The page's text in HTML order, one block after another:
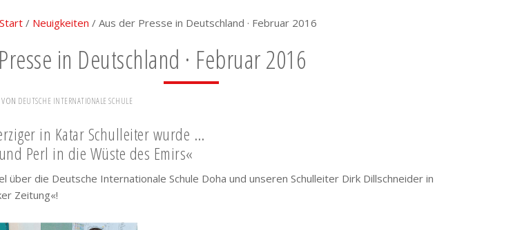
Start / Neuigkeiten / Aus der Presse in Deutschland · Februar 2016
in Deutschland · Februar 2016
VON DEUTSCHE INTERNATIONALE SCHULE
in Katar Schulleiter wurde …
Perl in die Wüste des Emirs«
über die Deutsche Internationale Schule Doha und unseren Schulleiter Dirk Dillschneider in
Zeitung«!